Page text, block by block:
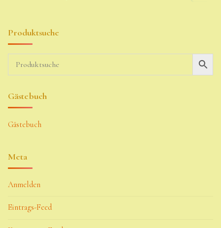
Produktsuche
Gästebuch
Gästebuch
Meta
Anmelden
Eintrags-Feed